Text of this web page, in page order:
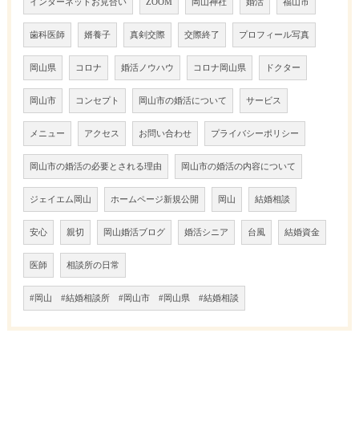
インターネットお見合い ZOOM 岡山神社 婚活 福山市
歯科医師 婿養子 真剣交際 交際終了 プロフィール写真
岡山県 コロナ 婚活ノウハウ コロナ岡山県 ドクター
岡山市 コンセプト 岡山市の婚活について サービス
メニュー アクセス お問い合わせ プライバシーポリシー
岡山市の婚活の必要とされる理由 岡山市の婚活の内容について
ジェイエム岡山 ホームページ新規公開 岡山 結婚相談
安心 親切 岡山婚活ブログ 婚活シニア 台風 結婚資金
医師 相談所の日常
#岡山 #結婚相談所 #岡山市 #岡山県 #結婚相談